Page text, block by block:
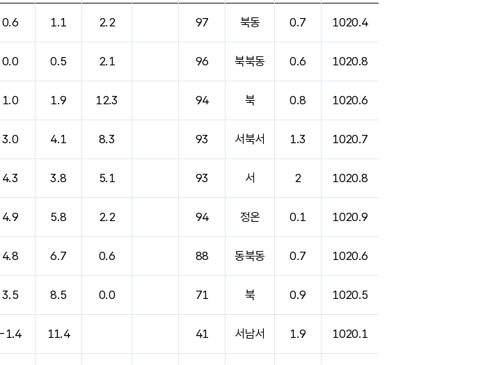
0.6 1.1 2.2 97 북동 0.7 1020.4
0.0 0.5 2.1 96 북북동 0.6 1020.8
1.0 1.9 12.3 94 북 0.8 1020.6
3.0 4.1 8.3 93 서북서 1.3 1020.7
4.3 3.8 5.1 93 서 2 1020.8
4.9 5.8 2.2 94 정온 0.1 1020.9
4.8 6.7 0.6 88 동북동 0.7 1020.6
3.5 8.5 0.0 71 북 0.9 1020.5
-1.4 11.4 41 서남서 1.9 1020.1